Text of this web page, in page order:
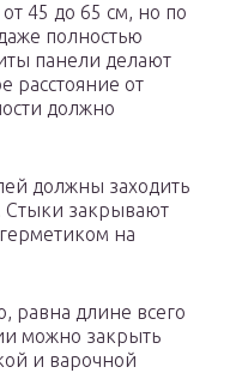
45 до 65 см, но по
полностью
панели делают
расстояние от
должно
должны заходить
Стыки закрывают
на
равна длине всего
можно закрыть
и варочной